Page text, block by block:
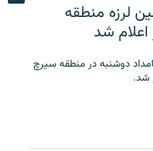
لرزه منطقه
دوشنبه در منطقه سیرچ